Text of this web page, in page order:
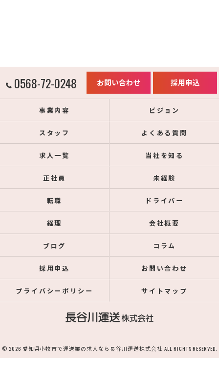
0568-72-0248 お問い合わせ 採用申込
事業内容 ビジョン
スタッフ よくある質問
求人一覧 当社を知る
正社員 未経験
転職 ドライバー
経理 会社概要
ブログ コラム
採用申込 お問い合わせ
プライバシーポリシー サイトマップ
© 2026 愛知県小牧市で運送業の求人なら長谷川運送株式会社 ALL RIGHTS RESERVED.